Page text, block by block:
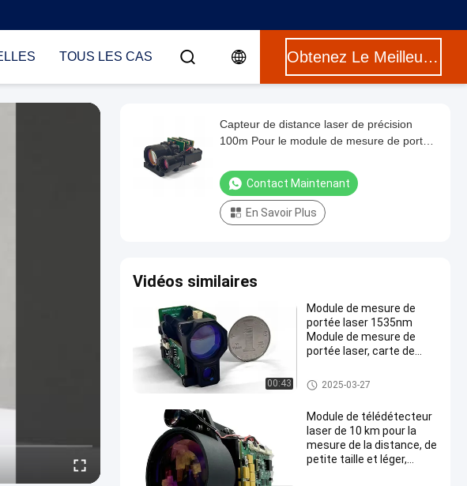
TOUS LES CAS Obtenez Le Meilleur Prix
Capteur de distance laser de précision
100m Pour le module de mesure de portée
défense de sécurité
Contact Maintenant
En Savoir Plus
Vidéos similaires
00:43
Module de mesure de
portée laser 1535nm
Module de mesure de
portée laser, carte de
alimentation en courant
continu, système optique
Module de mesure de portée la
ser
2025-03-27
Module de télédétecteur
laser de 10 km pour la
mesure de la distance, de
petite taille et léger,